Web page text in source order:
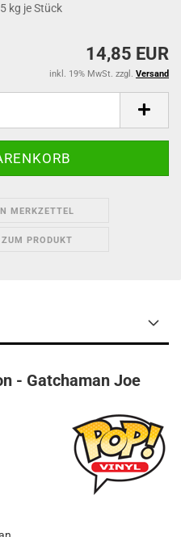
kg je Stück
14,85 EUR
inkl. 19% MwSt. zzgl. Versand
MERKZETTEL
ZUM PRODUKT
- Gatchaman Joe